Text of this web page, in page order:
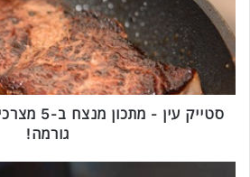
ע
י
-
סטייק
גורמה!